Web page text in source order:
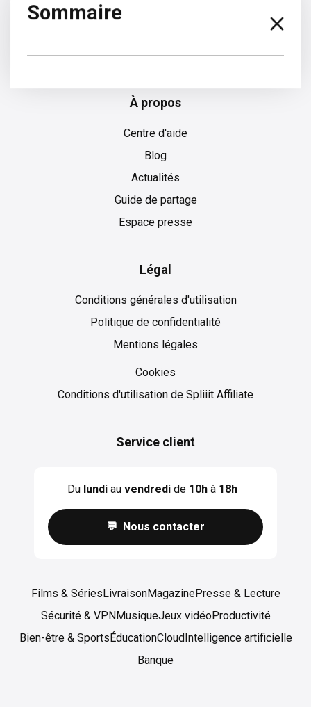
Sommaire
À propos
Centre d'aide
Blog
Actualités
Guide de partage
Espace presse
Légal
Conditions générales d'utilisation
Politique de confidentialité
Mentions légales
Cookies
Cookies
Conditions d'utilisation de Spliiit Affiliate
Service client
Du lundiau vendredide 10hà 18h
💬 Nous contacter
Films & SériesLivraisonMagazinePresse & Lecture
Sécurité & VPNMusiqueJeux vidéoProductivité
Bien-être & SportsÉducationCloudIntelligence artificielle
Banque